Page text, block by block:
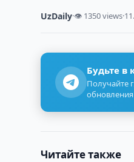
UzDaily·👁 1350 views·
Будьте в
Получайте
Читайте также